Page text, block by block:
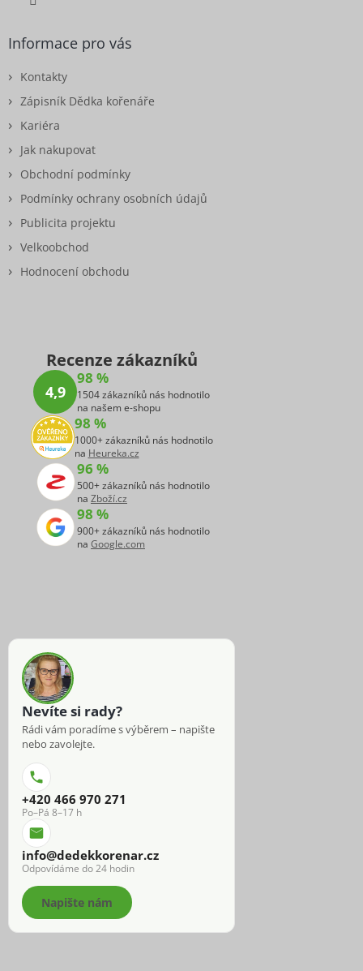
Informace pro vás
Kontakty
Zápisník Dědka kořenáře
Kariéra
Jak nakupovat
Obchodní podmínky
Podmínky ochrany osobních údajů
Publicita projektu
Velkoobchod
Hodnocení obchodu
Recenze zákazníků
4,9
98 %
1504 zákazníků nás hodnotilo
na našem e-shopu
98 %
1000+ zákazníků nás hodnotilo
na Heureka.cz
96 %
500+ zákazníků nás hodnotilo
na Zboží.cz
98 %
900+ zákazníků nás hodnotilo
na Google.com
Nevíte si rady?
Rádi vám poradíme s výběrem – napište
nebo zavolejte.
+420 466 970 271
Po–Pá 8–17 h
info@dedekkorenar.cz
Odpovídáme do 24 hodin
Napište nám